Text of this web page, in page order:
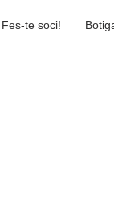
Fes-te soci!